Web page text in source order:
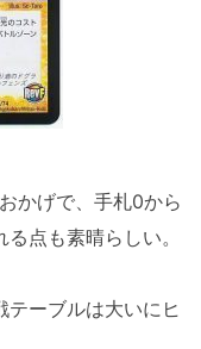
かげで、手札0から
点も素晴らしい。
ーブルは大いにヒ